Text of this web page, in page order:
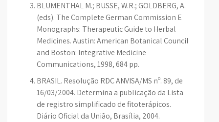
BLUMENTHAL M.; BUSSE, W.R.; GOLDBERG, A.
(eds). The Complete German Commission E
Monographs: Therapeutic Guide to Herbal
Medicines. Austin: American Botanical Council
and Boston: Integrative Medicine
Communications, 1998, 684 pp.
BRASIL. Resolução RDC ANVISA/MS nº. 89, de
16/03/2004. Determina a publicação da Lista
de registro simplificado de fitoterápicos.
Diário Oficial da União, Brasília, 2004.